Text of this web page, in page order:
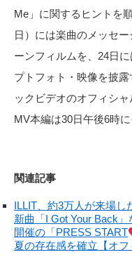
Me」に関するヒントを
日）には楽曲のメッセ
ーンフィルムを、24日
プトフォト・映像を披
ックビデオのオフィシ
MV本編は30日午後6時に
関連記事
ILLIT、約3万人が来場し
新曲「I Got Your Back
開催の「PRESS START
夏の存在感を確立【オフ